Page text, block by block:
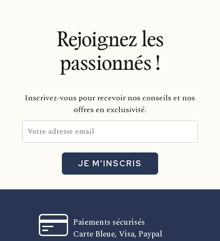
Rejoignez les
passionnés !
Inscrivez-vous pour recevoir nos conseils et nos
offres en exclusivité.
JE M'INSCRIS
Paiements sécurisés
Carte Bleue, Visa, Paypal